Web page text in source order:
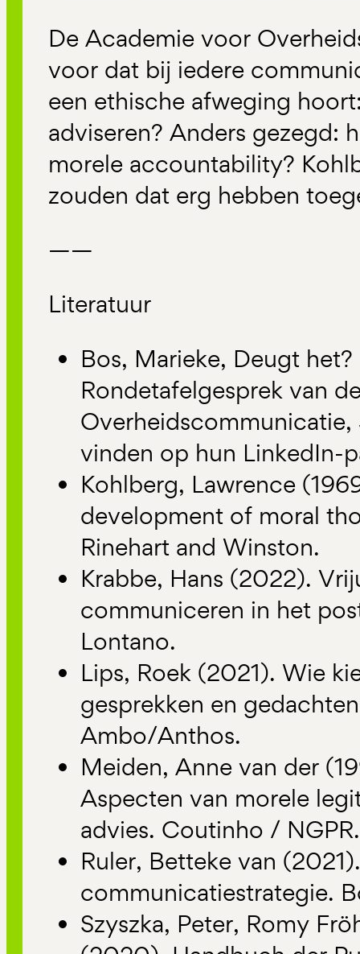
De Academie voor
voor dat bij iedere
een ethische afweging
adviseren? Anders gezegd:
morele accountability?
zouden dat erg hebben
——
Literatuur
Bos, Marieke, Deugt
Rondetafelgesprek van
vinden op hun LinkedIn-
Kohlberg, Lawrence
development of moral
Rinehart and Winston.
Krabbe, Hans (2022).
communiceren in het
Lontano.
Lips, Roek (2021). Wie
gesprekken en
Ambo/Anthos.
Meiden, Anne van der
Aspecten van morele
advies. Coutinho / NGPR.
Ruler, Betteke van
communicatiestrategie.
Szyszka, Peter, Romy